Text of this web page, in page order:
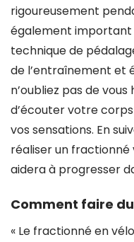
rigoureusement
également important
technique de
de l’entraînement et
n’oubliez pas de
d’écouter votre
vos sensations. En
réaliser un fractionné
aidera à progresser
Comment faire
« Le fractionné en